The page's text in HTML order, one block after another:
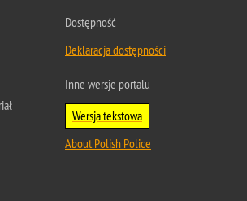
Dostępność
Deklaracja dostępności
Inne wersje portalu
Wersja tekstowa
About Polish Police